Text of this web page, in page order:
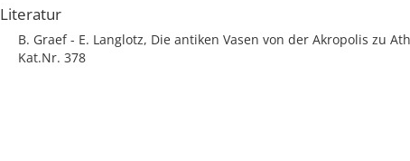
Literatur
B. Graef - E. Langlotz, Die antiken Vasen von der Akropolis zu
Kat.Nr. 378